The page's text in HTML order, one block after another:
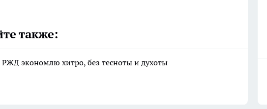
также:
экономлю хитро, без тесноты и духоты